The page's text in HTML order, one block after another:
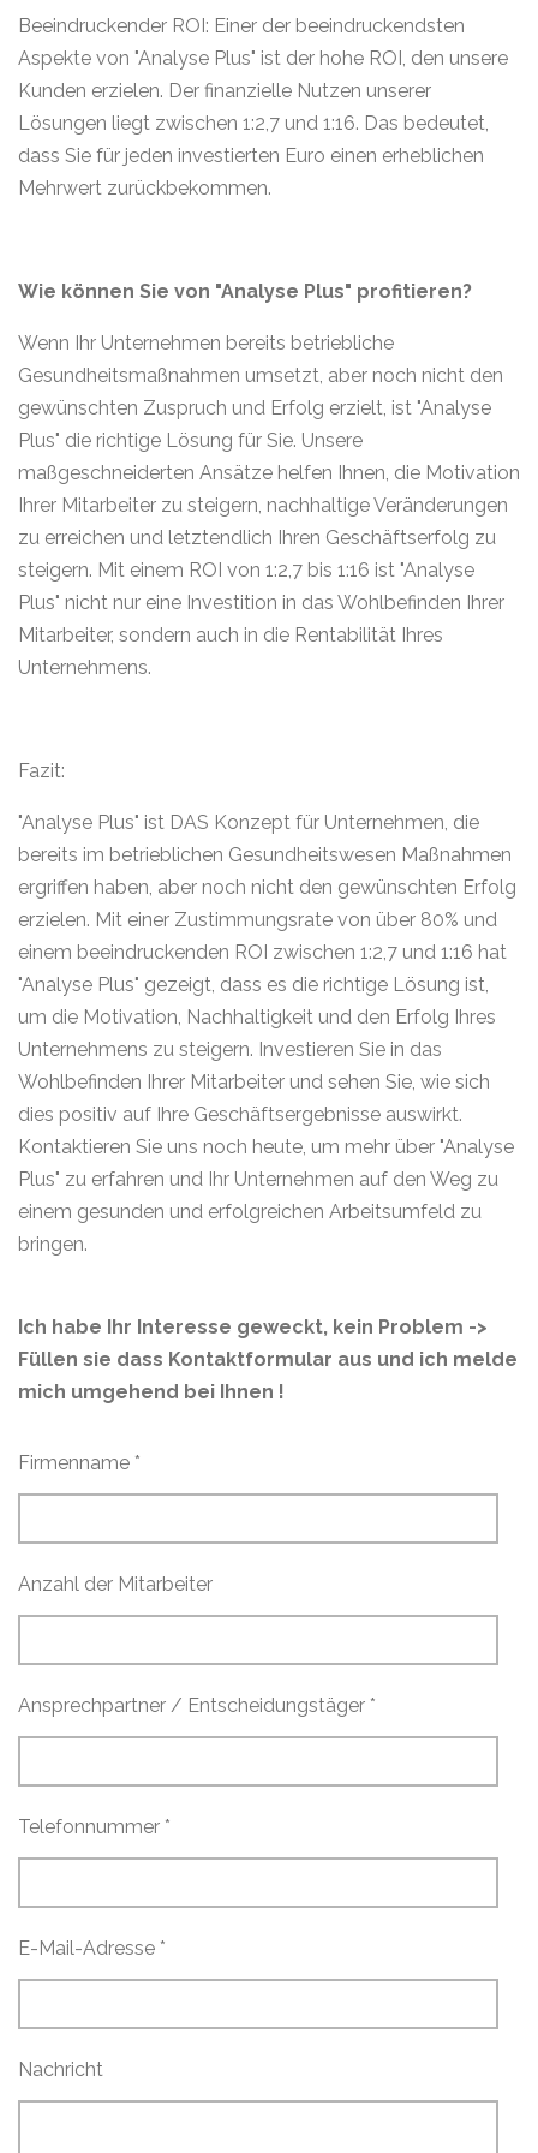
Beeindruckender ROI: Einer der beeindruckendsten
Aspekte von "Analyse Plus" ist der hohe ROI, den unsere
Kunden erzielen. Der finanzielle Nutzen unserer
Lösungen liegt zwischen 1:2,7 und 1:16. Das bedeutet,
dass Sie für jeden investierten Euro einen erheblichen
Mehrwert zurückbekommen.
Wie können Sie von "Analyse Plus" profitieren?
Wenn Ihr Unternehmen bereits betriebliche
Gesundheitsmaßnahmen umsetzt, aber noch nicht den
gewünschten Zuspruch und Erfolg erzielt, ist "Analyse
Plus" die richtige Lösung für Sie. Unsere
maßgeschneiderten Ansätze helfen Ihnen, die Motivation
Ihrer Mitarbeiter zu steigern, nachhaltige Veränderungen
zu erreichen und letztendlich Ihren Geschäftserfolg zu
steigern. Mit einem ROI von 1:2,7 bis 1:16 ist "Analyse
Plus" nicht nur eine Investition in das Wohlbefinden Ihrer
Mitarbeiter, sondern auch in die Rentabilität Ihres
Unternehmens.
Fazit:
"Analyse Plus" ist DAS Konzept für Unternehmen, die
bereits im betrieblichen Gesundheitswesen Maßnahmen
ergriffen haben, aber noch nicht den gewünschten Erfolg
erzielen. Mit einer Zustimmungsrate von über 80% und
einem beeindruckenden ROI zwischen 1:2,7 und 1:16 hat
"Analyse Plus" gezeigt, dass es die richtige Lösung ist,
um die Motivation, Nachhaltigkeit und den Erfolg Ihres
Unternehmens zu steigern. Investieren Sie in das
Wohlbefinden Ihrer Mitarbeiter und sehen Sie, wie sich
dies positiv auf Ihre Geschäftsergebnisse auswirkt.
Kontaktieren Sie uns noch heute, um mehr über "Analyse
Plus" zu erfahren und Ihr Unternehmen auf den Weg zu
einem gesunden und erfolgreichen Arbeitsumfeld zu
bringen.
Ich habe Ihr Interesse geweckt, kein Problem ->
Füllen sie dass Kontaktformular aus und ich melde
mich umgehend bei Ihnen !
Firmenname *
Anzahl der Mitarbeiter
Ansprechpartner / Entscheidungstäger *
Telefonnummer *
E-Mail-Adresse *
Nachricht